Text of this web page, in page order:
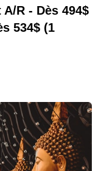
R - Dès 494$
534$ (1